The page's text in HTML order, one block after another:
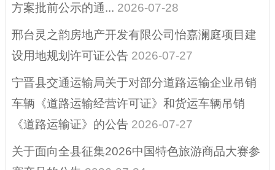
招考招录
重大决策
方案批前公示的通... 2026-07-28
邢台灵之韵房地产开发有限公司怡嘉澜庭项目建
设用地规划许可证公告 2026-07-27
宁晋县交通运输局关于对部分道路运输企业吊销
车辆《道路运输经营许可证》和货运车辆吊销
《道路运输证》的公告 2026-07-27
关于面向全县征集2026中国特色旅游商品大赛参